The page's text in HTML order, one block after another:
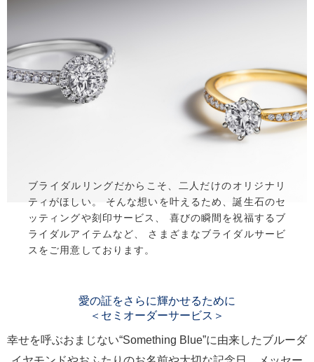
ブライダルリングだからこそ、二人だけのオリジナリ
ティがほしい。 そんな想いを叶えるため、誕生石のセ
ッティングや刻印サービス、 喜びの瞬間を祝福するブ
ライダルアイテムなど、 さまざまなブライダルサービ
スをご用意しております。
愛の証をさらに輝かせるために
＜セミオーダーサービス＞
幸せを呼ぶおまじない“Something Blue”に由来したブルーダ